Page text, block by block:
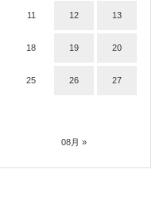
08月 »
11 12 13
18 19 20
25 26 27